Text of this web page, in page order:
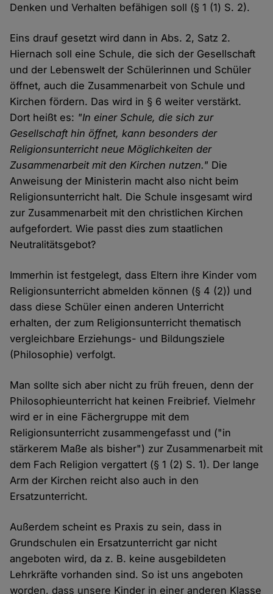
Denken und Verhalten befähigen soll (§ 1 (1) S. 2).
Eins drauf gesetzt wird dann in Abs. 2, Satz 2.
Hiernach soll eine Schule, die sich der Gesellschaft
und der Lebenswelt der Schülerinnen und Schüler
öffnet, auch die Zusammenarbeit von Schule und
Kirchen fördern. Das wird in § 6 weiter verstärkt.
Dort heißt es: "In einer Schule, die sich zur
Gesellschaft hin öffnet, kann besonders der
Religionsunterricht neue Möglichkeiten der
Zusammenarbeit mit den Kirchen nutzen." Die
Anweisung der Ministerin macht also nicht beim
Religionsunterricht halt. Die Schule insgesamt wird
zur Zusammenarbeit mit den christlichen Kirchen
aufgefordert. Wie passt dies zum staatlichen
Neutralitätsgebot?
Immerhin ist festgelegt, dass Eltern ihre Kinder vom
Religionsunterricht abmelden können (§ 4 (2)) und
dass diese Schüler einen anderen Unterricht
erhalten, der zum Religionsunterricht thematisch
vergleichbare Erziehungs- und Bildungsziele
(Philosophie) verfolgt.
Man sollte sich aber nicht zu früh freuen, denn der
Philosophieunterricht hat keinen Freibrief. Vielmehr
wird er in eine Fächergruppe mit dem
Religionsunterricht zusammengefasst und ("in
stärkerem Maße als bisher") zur Zusammenarbeit mit
dem Fach Religion vergattert (§ 1 (2) S. 1). Der lange
Arm der Kirchen reicht also auch in den
Ersatzunterricht.
Außerdem scheint es Praxis zu sein, dass in
Grundschulen ein Ersatzunterricht gar nicht
angeboten wird, da z. B. keine ausgebildeten
Lehrkräfte vorhanden sind. So ist uns angeboten
worden, dass unsere Kinder in einer anderen Klasse